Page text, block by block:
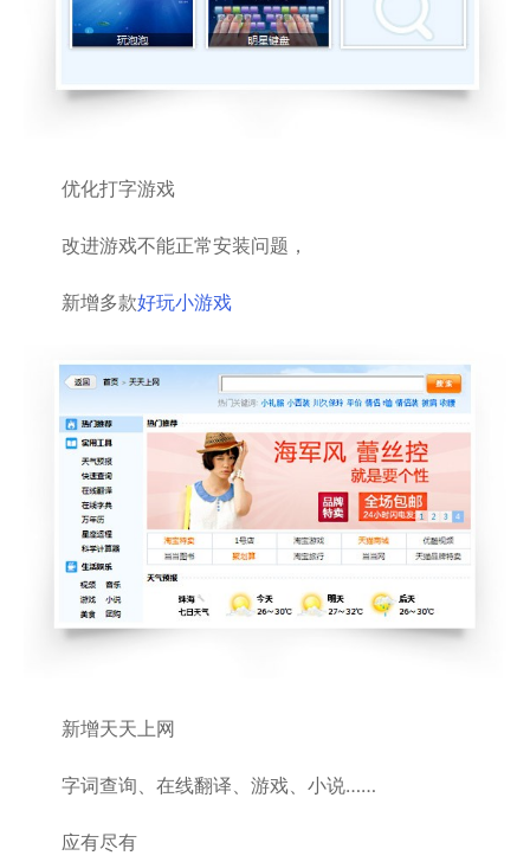
优化打字游戏
改进游戏不能正常安装问题，
新增多款好玩小游戏
新增天天上网
字词查询、在线翻译、游戏、小说……
应有尽有